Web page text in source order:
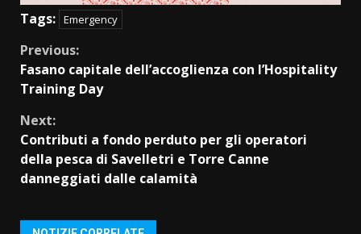
Tags: Emergency
Continue
Reading
Previous:
Fasano capitale dell’accoglienza con l’Hospitality
Training Day
Next:
Contributi a fondo perduto per gli operatori
della pesca di Savelletri e Torre Canne
danneggiati dalle calamità